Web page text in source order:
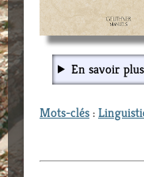
En savoir
Mots-clés: